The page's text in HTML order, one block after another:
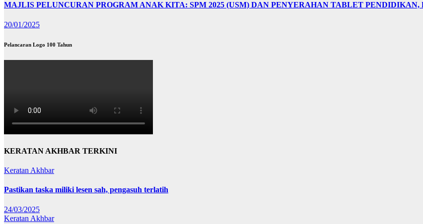
MAJLIS PELUNCURAN PROGRAM ANAK KITA: SPM 2025 (USM) DAN PENYERAHAN TABLET
20/01/2025
Pelancaran Logo 100 Tahun
KERATAN AKHBAR TERKINI
Keratan Akhbar
Pastikan taska miliki lesen sah, pengasuh terlatih
24/03/2025
Keratan Akhbar